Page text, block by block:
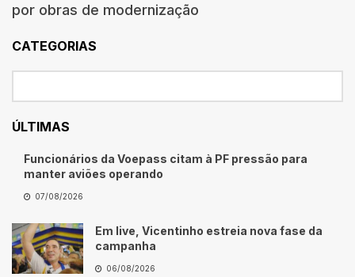
por obras de modernização
CATEGORIAS
ÚLTIMAS
Funcionários da Voepass citam à PF pressão para
manter aviões operando
07/08/2026
Em live, Vicentinho estreia nova fase da
campanha
06/08/2026